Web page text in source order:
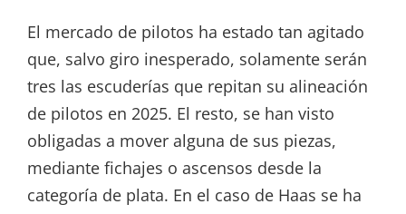
El mercado de pilotos ha estado tan agitado
que, salvo giro inesperado, solamente serán
tres las escuderías que repitan su alineación
de pilotos en 2025. El resto, se han visto
obligadas a mover alguna de sus piezas,
mediante fichajes o ascensos desde la
categoría de plata. En el caso de Haas se ha